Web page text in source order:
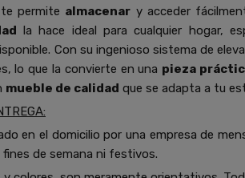
permite almacenar y acceder
la hace ideal para cualquier hogar,
Con su ingenioso sistema de
lo que la convierte en una pieza
mueble de calidad que se adapta a tu
en el domicilio por una empresa de
de semana ni festivos.